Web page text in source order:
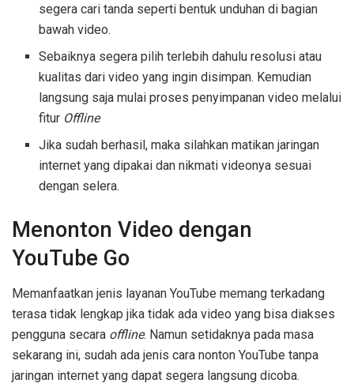
segera cari tanda seperti bentuk unduhan di bagian
bawah video.
Sebaiknya segera pilih terlebih dahulu resolusi atau
kualitas dari video yang ingin disimpan. Kemudian
langsung saja mulai proses penyimpanan video melalui
fitur Offline
Jika sudah berhasil, maka silahkan matikan jaringan
internet yang dipakai dan nikmati videonya sesuai
dengan selera.
Menonton Video dengan
YouTube Go
Memanfaatkan jenis layanan YouTube memang terkadang
terasa tidak lengkap jika tidak ada video yang bisa diakses
pengguna secara offline. Namun setidaknya pada masa
sekarang ini, sudah ada jenis cara nonton YouTube tanpa
jaringan internet yang dapat segera langsung dicoba.